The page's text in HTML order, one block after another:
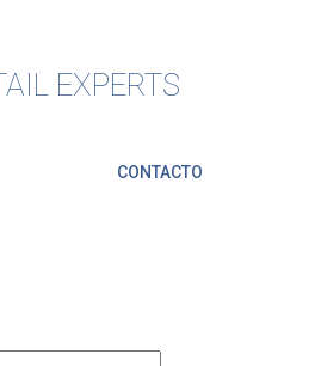
EXPERTS
CONTACTO